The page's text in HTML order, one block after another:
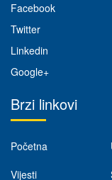
Facebook
Twitter
Linkedin
Google+
Brzi linkovi
Početna
Vijesti